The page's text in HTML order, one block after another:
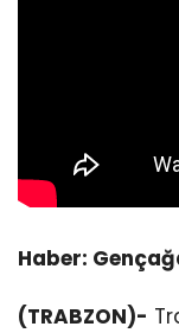
Haber:
(TRABZON)-